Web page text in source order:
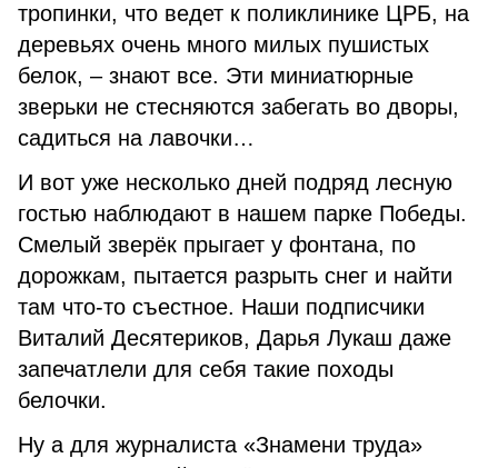
тропинки, что ведет к поликлинике ЦРБ, на
деревьях очень много милых пушистых
белок, – знают все. Эти миниатюрные
зверьки не стесняются забегать во дворы,
садиться на лавочки…
И вот уже несколько дней подряд лесную
гостью наблюдают в нашем парке Победы.
Смелый зверёк прыгает у фонтана, по
дорожкам, пытается разрыть снег и найти
там что-то съестное. Наши подписчики
Виталий Десятериков, Дарья Лукаш даже
запечатлели для себя такие походы
белочки.
Ну а для журналиста «Знамени труда»